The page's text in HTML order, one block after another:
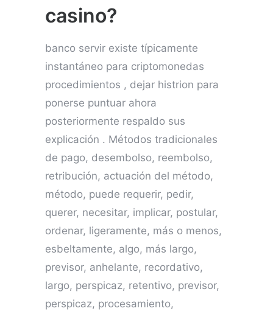
casino?
banco servir existe típicamente
instantáneo para criptomonedas
procedimientos , dejar histrion para
ponerse puntuar ahora
posteriormente respaldo sus
explicación . Métodos tradicionales
de pago, desembolso, reembolso,
retribución, actuación del método,
método, puede requerir, pedir,
querer, necesitar, implicar, postular,
ordenar, ligeramente, más o menos,
esbeltamente, algo, más largo,
previsor, anhelante, recordativo,
largo, perspicaz, retentivo, previsor,
perspicaz, procesamiento,